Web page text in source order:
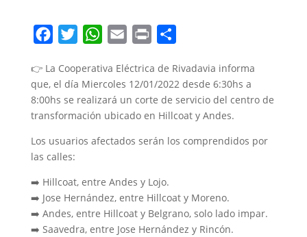
c
e
b
o
i
t
t
r
W
a
t
s
p
a
l
i
n
t
m
p
a
t
👉 La Cooperativa Eléctrica de Rivadavia informa
que, el día Miercoles 12/01/2022 desde 6:30hs a
8:00hs se realizará un corte de servicio del centro de
transformación ubicado en Hillcoat y Andes.
Los usuarios afectados serán los comprendidos por
las calles:
➡️ ️Hillcoat, entre Andes y Lojo.
➡️ Jose Hernández, entre Hillcoat y Moreno.
➡️ Andes, entre Hillcoat y Belgrano, solo lado impar.
➡️ Saavedra, entre Jose Hernández y Rincón.